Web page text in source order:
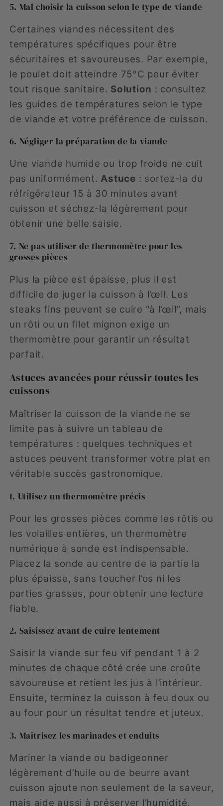
5. Mal choisir la cuisson selon le type de viande
Certaines viandes nécessitent des
températures spécifiques pour être
sécuritaires et savoureuses. Par exemple,
le poulet doit atteindre 75°C pour éviter
tout risque sanitaire. Solution : consultez
les guides de températures selon le type
de viande et votre préférence de cuisson.
6. Négliger la préparation de la viande
Une viande humide ou trop froide ne cuit
pas uniformément.Astuce : sortez-la du
réfrigérateur 15 à 30 minutes avant
cuisson et séchez-la légèrement pour
obtenir une belle saisie.
7. Ne pas utiliser de thermomètre pour les
grosses pièces
Plus la pièce est épaisse, plus il est
difficile de juger la cuisson à l’œil. Les
steaks fins peuvent se cuire “à l’œil”, mais
un rôti ou un filet mignon exige un
thermomètre pour garantir un résultat
parfait.
Astuces avancées pour réussir toutes les
cuissons
Maîtriser la cuisson de la viande ne se
limite pas à suivre un tableau de
températures : quelques techniques et
astuces peuvent transformer votre plat en
véritable succès gastronomique.
1. Utilisez un thermomètre précis
Pour les grosses pièces comme les rôtis ou
les volailles entières, un thermomètre
numérique à sonde est indispensable.
Placez la sonde au centre de la partie la
plus épaisse, sans toucher l’os ni les
parties grasses, pour obtenir une lecture
fiable.
2. Saisissez avant de cuire lentement
Saisir la viande sur feu vif pendant 1 à 2
minutes de chaque côté crée une croûte
savoureuse et retient les jus à l’intérieur.
Ensuite, terminez la cuisson à feu doux ou
au four pour un résultat tendre et juteux.
3. Maîtrisez les marinades et enduits
Mariner la viande ou badigeonner
légèrement d’huile ou de beurre avant
cuisson ajoute non seulement de la saveur,
mais aide aussi à préserver l’humidité.